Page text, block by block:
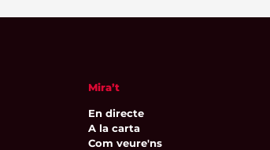
Mira’t
En directe
A la carta
Com veure'ns